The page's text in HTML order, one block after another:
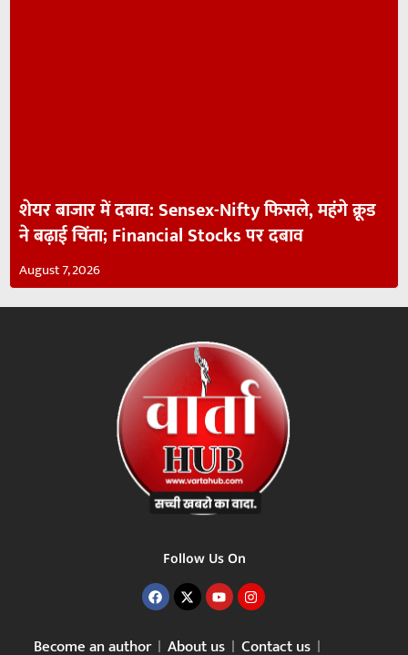
शेयर बाजार में दबाव: Sensex-Nifty फिसले, महंगे क्रूड
ने बढ़ाई चिंता; Financial Stocks पर दबाव
August 7, 2026
Follow Us On
Become an author About us Contact us